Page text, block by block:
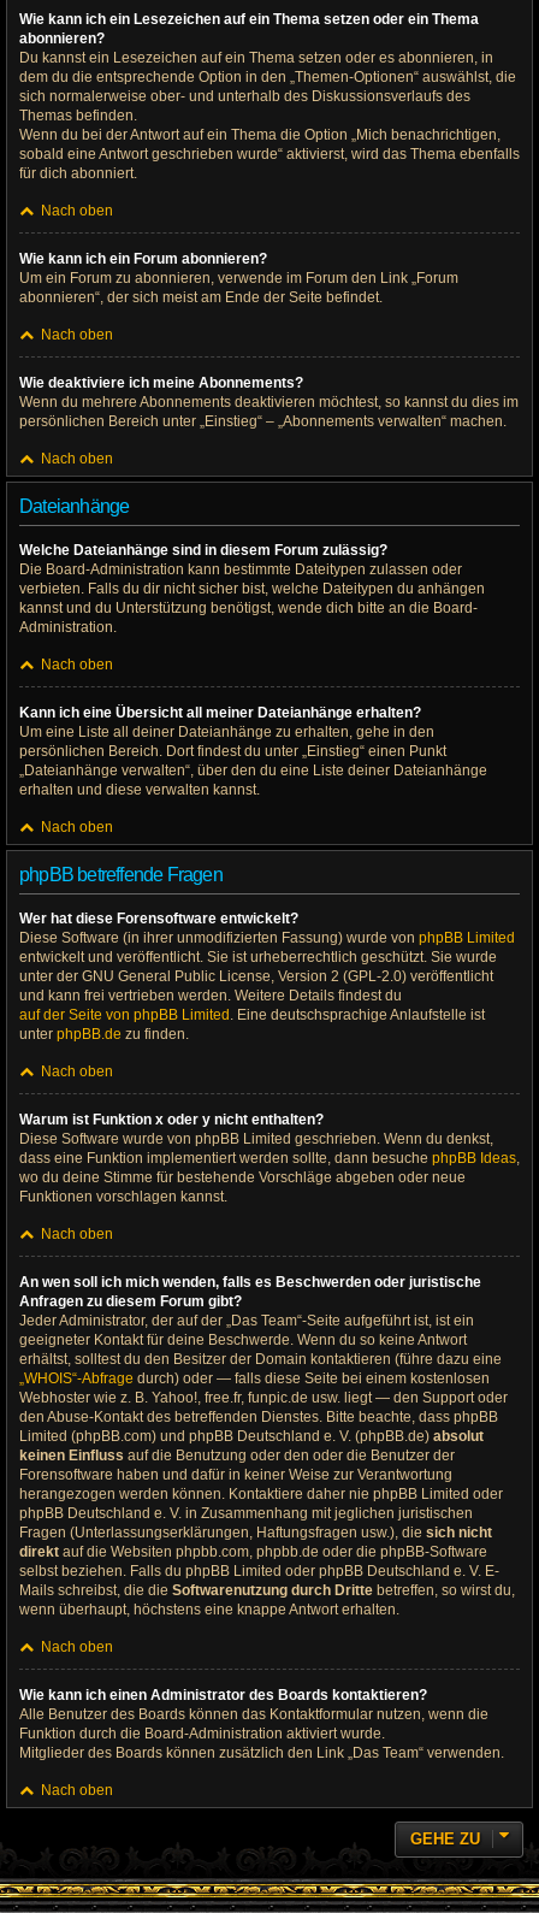
Wie kann ich ein Lesezeichen auf ein Thema setzen oder ein Thema
abonnieren?
Du kannst ein Lesezeichen auf ein Thema setzen oder es abonnieren, in
dem du die entsprechende Option in den „Themen-Optionen“ auswählst, die
sich normalerweise ober- und unterhalb des Diskussionsverlaufs des
Themas befinden.
Wenn du bei der Antwort auf ein Thema die Option „Mich benachrichtigen,
sobald eine Antwort geschrieben wurde“ aktivierst, wird das Thema ebenfalls
für dich abonniert.
Nach oben
Wie kann ich ein Forum abonnieren?
Um ein Forum zu abonnieren, verwende im Forum den Link „Forum
abonnieren“, der sich meist am Ende der Seite befindet.
Nach oben
Wie deaktiviere ich meine Abonnements?
Wenn du mehrere Abonnements deaktivieren möchtest, so kannst du dies im
persönlichen Bereich unter „Einstieg“ – „Abonnements verwalten“ machen.
Nach oben
Dateianhänge
Welche Dateianhänge sind in diesem Forum zulässig?
Die Board-Administration kann bestimmte Dateitypen zulassen oder
verbieten. Falls du dir nicht sicher bist, welche Dateitypen du anhängen
kannst und du Unterstützung benötigst, wende dich bitte an die Board-
Administration.
Nach oben
Kann ich eine Übersicht all meiner Dateianhänge erhalten?
Um eine Liste all deiner Dateianhänge zu erhalten, gehe in den
persönlichen Bereich. Dort findest du unter „Einstieg“ einen Punkt
„Dateianhänge verwalten“, über den du eine Liste deiner Dateianhänge
erhalten und diese verwalten kannst.
Nach oben
phpBB betreffende Fragen
Wer hat diese Forensoftware entwickelt?
Diese Software (in ihrer unmodifizierten Fassung) wurde von phpBB Limited
entwickelt und veröffentlicht. Sie ist urheberrechtlich geschützt. Sie wurde
unter der GNU General Public License, Version 2 (GPL-2.0) veröffentlicht
und kann frei vertrieben werden. Weitere Details findest du
auf der Seite von phpBB Limited . Eine deutschsprachige Anlaufstelle ist
unter phpBB.de zu finden.
Nach oben
Warum ist Funktion x oder y nicht enthalten?
Diese Software wurde von phpBB Limited geschrieben. Wenn du denkst,
dass eine Funktion implementiert werden sollte, dann besuche phpBB Ideas,
wo du deine Stimme für bestehende Vorschläge abgeben oder neue
Funktionen vorschlagen kannst.
Nach oben
An wen soll ich mich wenden, falls es Beschwerden oder juristische
Anfragen zu diesem Forum gibt?
Jeder Administrator, der auf der „Das Team“-Seite aufgeführt ist, ist ein
geeigneter Kontakt für deine Beschwerde. Wenn du so keine Antwort
erhältst, solltest du den Besitzer der Domain kontaktieren (führe dazu eine
„WHOIS“-Abfrage durch) oder — falls diese Seite bei einem kostenlosen
Webhoster wie z. B. Yahoo!, free.fr, funpic.de usw. liegt — den Support oder
den Abuse-Kontakt des betreffenden Dienstes. Bitte beachte, dass phpBB
Limited (phpBB.com) und phpBB Deutschland e. V. (phpBB.de) absolut
keinen Einfluss auf die Benutzung oder den oder die Benutzer der
Forensoftware haben und dafür in keiner Weise zur Verantwortung
herangezogen werden können. Kontaktiere daher nie phpBB Limited oder
phpBB Deutschland e. V. in Zusammenhang mit jeglichen juristischen
Fragen (Unterlassungserklärungen, Haftungsfragen usw.), die sich nicht
direkt auf die Websiten phpbb.com, phpbb.de oder die phpBB-Software
selbst beziehen. Falls du phpBB Limited oder phpBB Deutschland e. V. E-
Mails schreibst, die die Softwarenutzung durch Dritte betreffen, so wirst du,
wenn überhaupt, höchstens eine knappe Antwort erhalten.
Nach oben
Wie kann ich einen Administrator des Boards kontaktieren?
Alle Benutzer des Boards können das Kontaktformular nutzen, wenn die
Funktion durch die Board-Administration aktiviert wurde.
Mitglieder des Boards können zusätzlich den Link „Das Team“ verwenden.
Nach oben
GEHE ZU